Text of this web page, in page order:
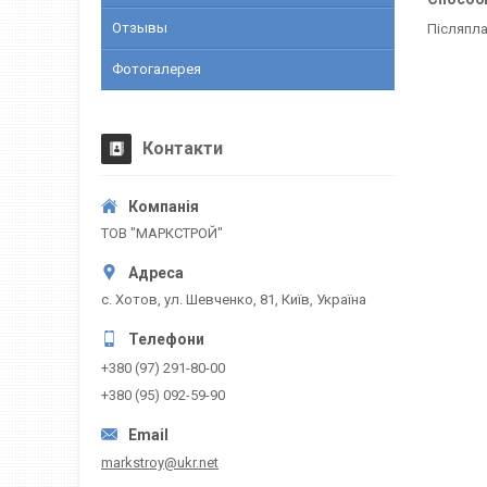
Отзывы
Фотогалерея
Контакти
ТОВ "МАРКСТРОЙ"
с. Хотов, ул. Шевченко, 81, Київ, Україна
+380 (97) 291-80-00
+380 (95) 092-59-90
markstroy@ukr.net